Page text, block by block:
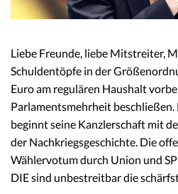
Liebe Freunde, liebe Mitstreiter,
Schuldentöpfe in der
Euro am regulären Haushalt
Parlamentsmehrheit
beginnt seine Kanzlerschaft mit
der Nachkriegsgeschichte. Die
Wählervotum durch Union und
DIE sind unbestreitbar die